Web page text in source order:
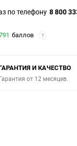
по телефону 8 800
баллов ?
И КАЧЕСТВО
от 12 месяцев.